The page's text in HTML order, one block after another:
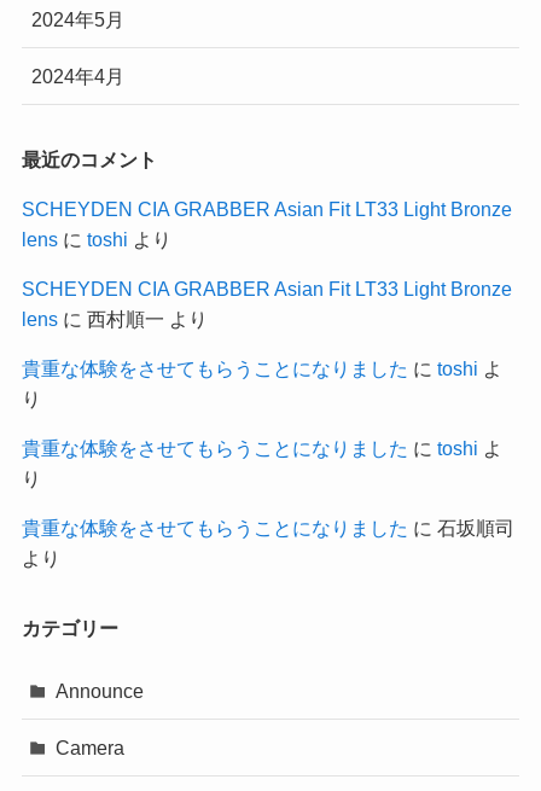
2024年5月
2024年4月
最近のコメント
SCHEYDEN CIA GRABBER Asian Fit LT33 Light Bronze
lensに toshi より
SCHEYDEN CIA GRABBER Asian Fit LT33 Light Bronze
lensに 西村順一 より
貴重な体験をさせてもらうことになりました に toshi よ
り
貴重な体験をさせてもらうことになりました に toshi よ
り
貴重な体験をさせてもらうことになりました に 石坂順司
より
カテゴリー
Announce
Camera